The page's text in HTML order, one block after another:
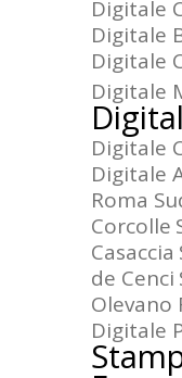
Digitale
Digitale
Digitale
Digitale
Digitale
Digitale
Roma
Corcolle
Casaccia
de Cenci
Olevano
Digitale